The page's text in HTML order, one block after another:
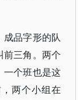
品字形的队
三角。两个
一个班也是这
两个小组在